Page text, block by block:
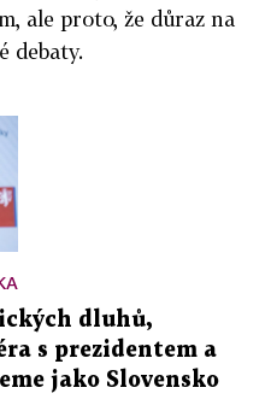
ale proto, že důraz na
debaty.
dluhů,
s prezidentem a
jako Slovensko